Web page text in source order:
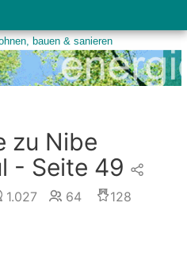
zu Nibe
- Seite 49
1.027 64 128